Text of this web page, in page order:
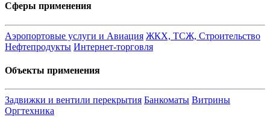
Сферы применения
Аэропортовые услуги и Авиация ЖКХ, ТСЖ, Строительство
Нефтепродукты Интернет-торговля
Объекты применения
Задвижки и вентили перекрытия Банкоматы Витрины
Оргтехника